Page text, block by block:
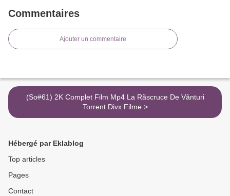
Commentaires
Ajouter un commentaire
(So#61) 2K Complet Film Mp4 La Rãscruce De Vânturi
Torrent Divx Filme >
Hébergé par Eklablog
Top articles
Pages
Contact